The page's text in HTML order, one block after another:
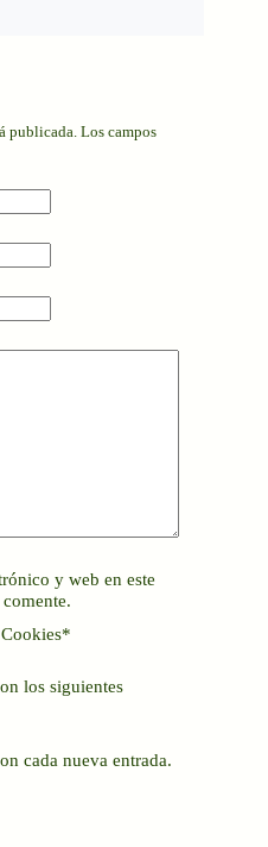
publicada. Los campos
y web en este
*
los siguientes
cada nueva entrada.